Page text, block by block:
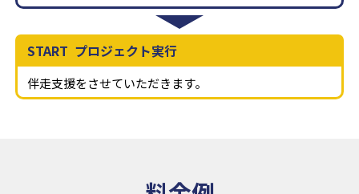
START プロジェクト実行
伴走支援をさせていただきます。